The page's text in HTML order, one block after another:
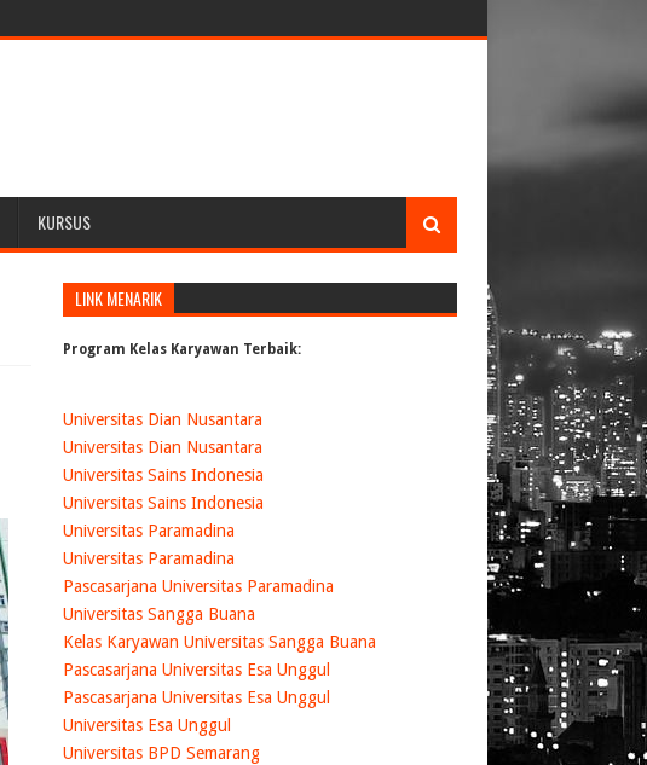
KURSUS
LINK MENARIK
Program Kelas Karyawan Terbaik:
Universitas Dian Nusantara
Universitas Dian Nusantara
Universitas Sains Indonesia
Universitas Sains Indonesia
Universitas Paramadina
Universitas Paramadina
Pascasarjana Universitas Paramadina
Universitas Sangga Buana
Kelas Karyawan Universitas Sangga Buana
Pascasarjana Universitas Esa Unggul
Pascasarjana Universitas Esa Unggul
Universitas Esa Unggul
Universitas BPD Semarang